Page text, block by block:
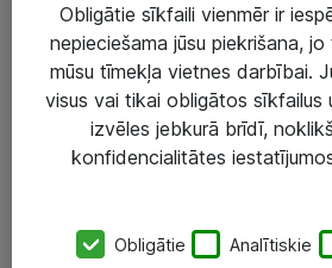
IT serviss un atbalsts
IT infrastruktūra
Darba vietu IT risinājumi
Serveri un datu centri
SIA „ATEA”
Obligātie sīkfaili vienmēr ir
nepieciešama jūsu piekrišana,
mūsu tīmekļa vietnes darbībai.
visus vai tikai obligātos sīkfailus
izvēles jebkurā brīdī,
konfidencialitātes
Obligātie Analītiskie